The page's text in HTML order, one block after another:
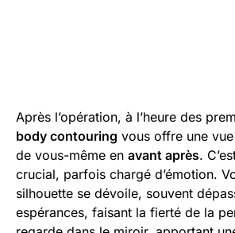
Après l’opération, à l’heure des
body contouring vous offre une
de vous-même en avant après.
crucial, parfois chargé d’émotion.
silhouette se dévoile, souvent
espérances, faisant la fierté de la